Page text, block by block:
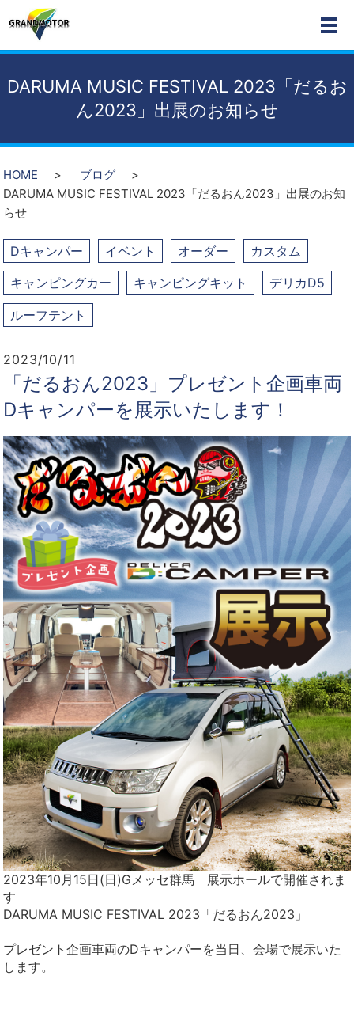
DARUMA MUSIC FESTIVAL 2023「だるお
ん2023」出展のお知らせ
HOME
ブログ
DARUMA MUSIC FESTIVAL 2023「だるおん2023」出展のお知
らせ
Dキャンパー イベント オーダー カスタム
キャンピングカー キャンピングキット デリカD5
ルーフテント
2023/10/11
「だるおん2023」プレゼント企画車両
Dキャンパーを展示いたします！
2023年10月15日(日)Gメッセ群馬 展示ホールで開催されま
す
DARUMA MUSIC FESTIVAL 2023「だるおん2023」
プレゼント企画車両のDキャンパーを当日、会場で展示いた
します。